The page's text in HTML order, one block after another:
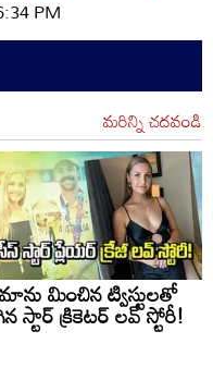
PM
మరిన్ని చదవండి
మించిన ట్విస్టులతో
స్టార్ క్రికెటర్ లవ్ స్టోరీ!